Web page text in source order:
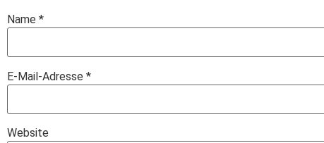
Name *
E-Mail-Adresse *
Website